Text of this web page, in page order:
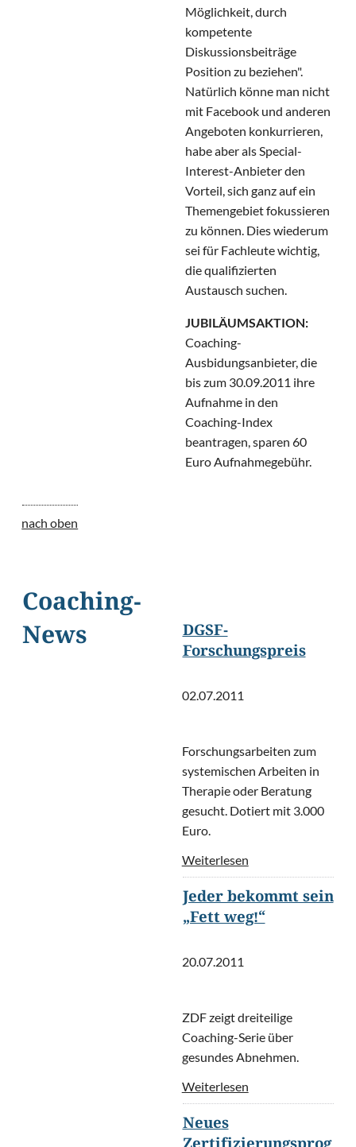
Möglichkeit, durch
kompetente
Diskussionsbeiträge
Position zu beziehen".
Natürlich könne man nicht
mit Facebook und anderen
Angeboten konkurrieren,
habe aber als Special-
Interest-Anbieter den
Vorteil, sich ganz auf ein
Themengebiet fokussieren
zu können. Dies wiederum
sei für Fachleute wichtig,
die qualifizierten
Austausch suchen.
JUBILÄUMSAKTION:
Coaching-
Ausbidungsanbieter, die
bis zum 30.09.2011 ihre
Aufnahme in den
Coaching-Index
beantragen, sparen 60
Euro Aufnahmegebühr.
nach oben
Coaching-
News
DGSF-
Forschungspreis
02.07.2011
Forschungsarbeiten zum
systemischen Arbeiten in
Therapie oder Beratung
gesucht. Dotiert mit 3.000
Euro.
Weiterlesen
Jeder bekommt sein
„Fett weg!“
20.07.2011
ZDF zeigt dreiteilige
Coaching-Serie über
gesundes Abnehmen.
Weiterlesen
Neues